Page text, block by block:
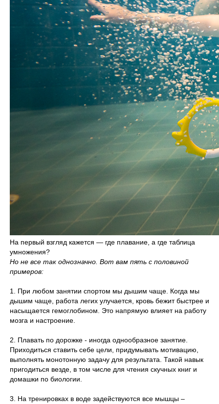
На первый взгляд кажется — где плавание, а где таблица
умножения?
Но не все так однозначно. Вот вам пять с половиной
примеров:
1. При любом занятии спортом мы дышим чаще. Когда мы
дышим чаще, работа легих улучается, кровь бежит быстрее и
насыщается гемоглобином. Это напрямую влияет на работу
мозга и настроение.
2. Плавать по дорожке - иногда однообразное занятие.
Приходиться ставить себе цели, придумывать мотивацию,
выполнять монотонную задачу для результата. Такой навык
пригодиться везде, в том числе для чтения скучных книг и
домашки по биологии.
3. На тренировках в воде задействуются все мышцы –